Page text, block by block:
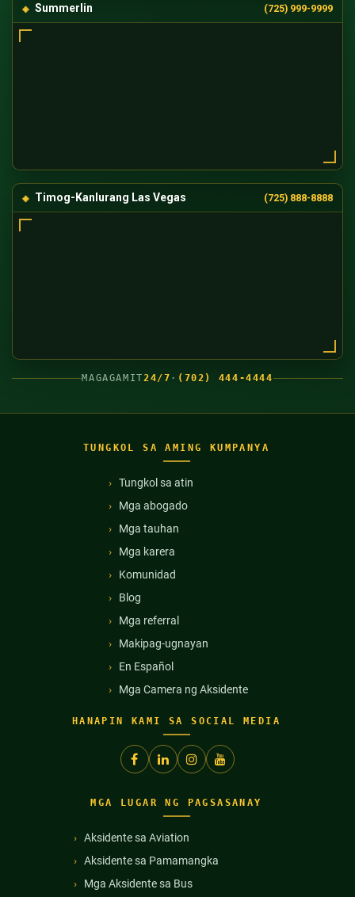
Summerlin (725) 999-9999
Timog-Kanlurang Las Vegas (725) 888-8888
MAGAGAMIT24/7 · (702) 444-4444
TUNGKOL SA AMING KUMPANYA
Tungkol sa atin
Mga abogado
Mga tauhan
Mga karera
Komunidad
Blog
Mga referral
Makipag-ugnayan
En Español
Mga Camera ng Aksidente
HANAPIN KAMI SA SOCIAL MEDIA
MGA LUGAR NG PAGSASANAY
Aksidente sa Aviation
Aksidente sa Pamamangka
Mga Aksidente sa Bus